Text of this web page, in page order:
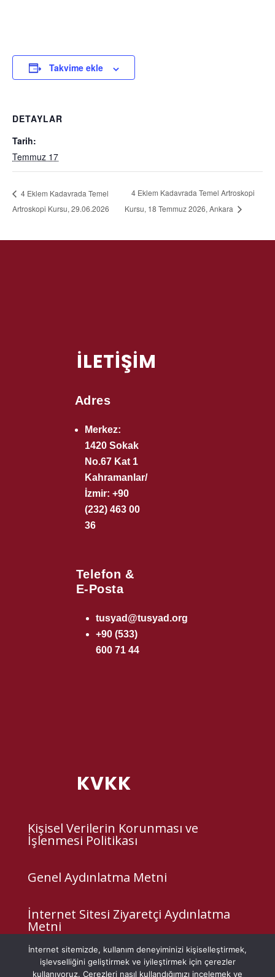
Takvime ekle
DETAYLAR
Tarih:
Temmuz 17
4 Eklem Kadavrada Temel
Artroskopi Kursu, 29.06.2026
4 Eklem Kadavrada Temel Artroskopi
Kursu, 18 Temmuz 2026, Ankara
İLETİŞİM
Adres
Merkez:
1420 Sokak
No.67 Kat 1
Kahramanlar/
İzmir: +90
(232) 463 00
36
Telefon &
E-Posta
tusyad@tusyad.org
+90 (533)
600 71 44
KVKK
Kişisel Verilerin Korunması ve
İşlenmesi Politikası
Genel Aydınlatma Metni
İnternet Sitesi Ziyaretçi Aydınlatma
Metni
Çerez Politikası
İnternet sitemizde, kullanım deneyiminizi kişiselleştirmek,
işlevselliğini geliştirmek ve iyileştirmek için çerezler
kullanıyoruz. Çerezleri nasıl kullandığımızı incelemek ve